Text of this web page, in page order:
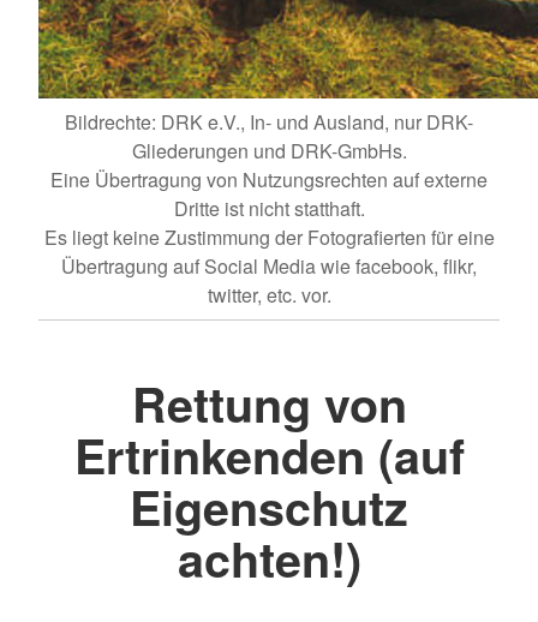
Bildrechte: DRK e.V., In- und Ausland, nur DRK-
Gliederungen und DRK-GmbHs.
Eine Übertragung von Nutzungsrechten auf externe
Dritte ist nicht statthaft.
Es liegt keine Zustimmung der Fotografierten für eine
Übertragung auf Social Media wie facebook, flikr,
twitter, etc. vor.
Rettung von
Ertrinkenden (auf
Eigenschutz
achten!)